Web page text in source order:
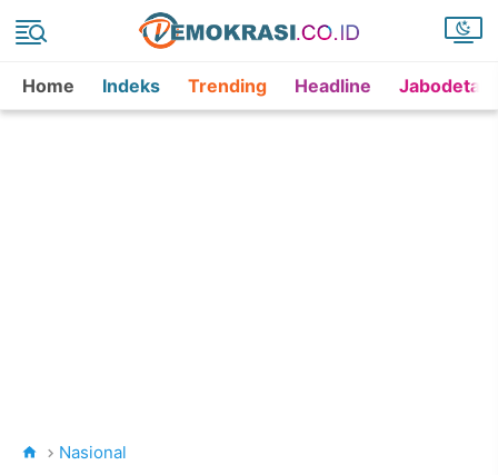
Home Indeks Trending Headline
Nasional